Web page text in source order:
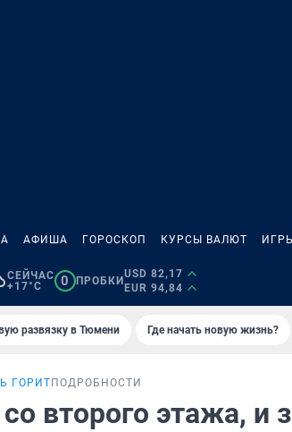
АФИША ГОРОСКОП КУРСЫ ВАЛЮТ
СЕЙЧАС
+17°C
0 ПРОБКИ
USD 82,17
EUR 94,84
развязку в Тюмени Где начать новую жизнь?
ГОРИТ ПОДРОБНОСТИ
второго этажа, и